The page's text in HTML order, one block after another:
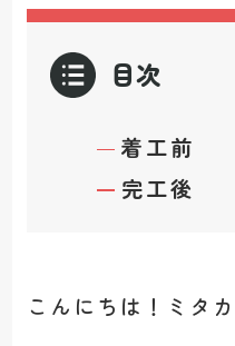
目次
着工前
完工後
こんにちは！ミタ